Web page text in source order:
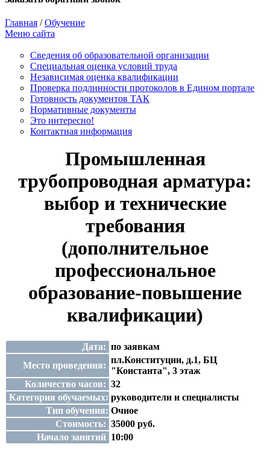
Главная /Обучение
Меню сайта
Сведения об образовательной организации
Cпециальная оценка условий труда
Независимая оценка квалификации
Проверка подлинности протоколов в Едином портале
Готовность документов ТАК
Нормативные документы
Это интересно!
Контактная информация
Промышленная
трубопроводная арматура:
выбор и технические
требования
(дополнительное
профессиональное
образование-повышение
квалификации)
Дата: по заявкам
Место проведения:
пл.Конституции, д.1, БЦ
"Константа", 3 этаж
Количество часов: 32
Категория обучаемых: руководители и специалисты
Тип обучения: Очное
Стоимость: 35000 руб.
Начало занятий 10:00